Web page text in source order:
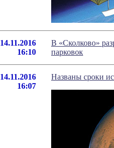
14.11.2016
16:10
В «Сколково»
парковок
14.11.2016
16:07
Названы сроки